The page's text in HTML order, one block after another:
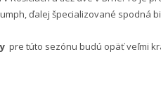
ďalej špecializované
pre túto sezónu budú opäť veľmi